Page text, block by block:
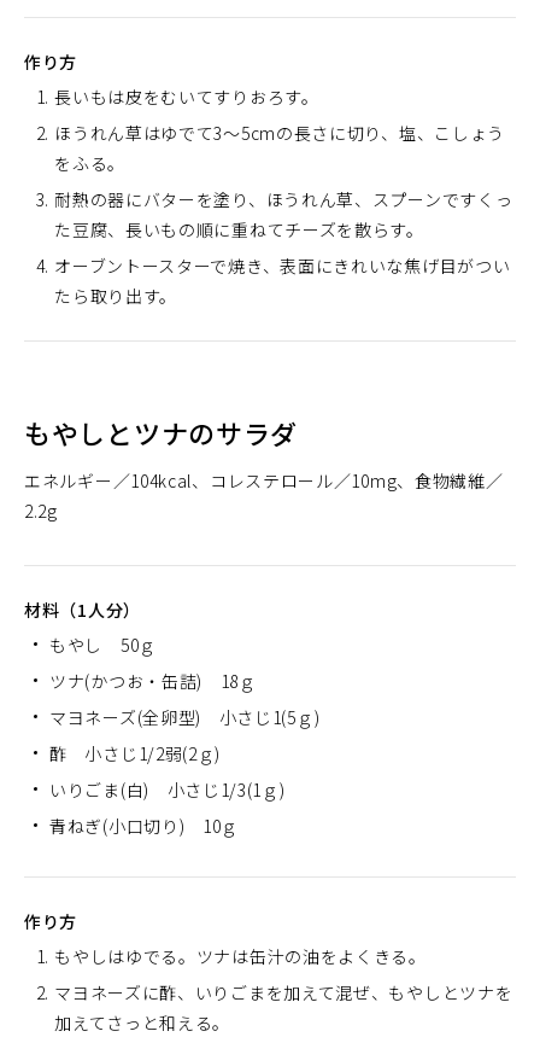
作り方
長いもは皮をむいてすりおろす。
ほうれん草はゆでて3～5cmの長さに切り、塩、こしょう
をふる。
耐熱の器にバターを塗り、ほうれん草、スプーンですくっ
た豆腐、長いもの順に重ねてチーズを散らす。
オーブントースターで焼き、表面にきれいな焦げ目がつい
たら取り出す。
もやしとツナのサラダ
エネルギー 104kcal コレステロール 10mg
食物繊維
2.2g
材料（1人分）
もやし 50ｇ
ツナ(かつお・缶詰) 18ｇ
マヨネーズ(全卵型) 小さじ1(5ｇ)
酢 小さじ1/2弱(2ｇ)
いりごま(白) 小さじ1/3(1ｇ)
青ねぎ(小口切り) 10ｇ
作り方
もやしはゆでる。ツナは缶汁の油をよくきる。
マヨネーズに酢、いりごまを加えて混ぜ、もやしとツナを
加えてさっと和える。